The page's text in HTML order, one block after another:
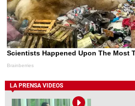
LA PRENSA VIDEOS